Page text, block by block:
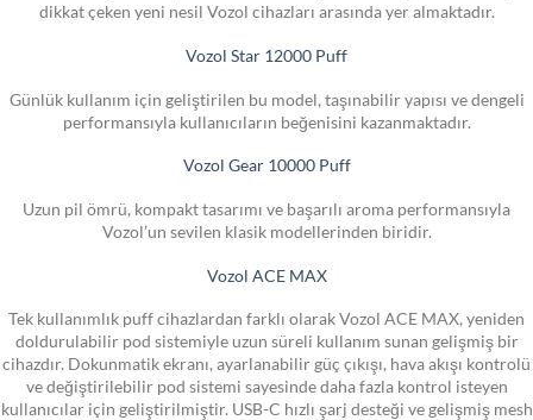
dikkat çeken yeni nesil Vozol cihazları arasında yer almaktadır.
Vozol Star 12000 Puff
Günlük kullanım için geliştirilen bu model, taşınabilir yapısı ve dengeli
performansıyla kullanıcıların beğenisini kazanmaktadır.
Vozol Gear 10000 Puff
Uzun pil ömrü, kompakt tasarımı ve başarılı aroma performansıyla
Vozol’un sevilen klasik modellerinden biridir.
Vozol ACE MAX
Tek kullanımlık puff cihazlardan farklı olarak Vozol ACE MAX, yeniden
doldurulabilir pod sistemiyle uzun süreli kullanım sunan gelişmiş bir
cihazdır. Dokunmatik ekranı, ayarlanabilir güç çıkışı, hava akışı kontrolü
ve değiştirilebilir pod sistemi sayesinde daha fazla kontrol isteyen
kullanıcılar için geliştirilmiştir. USB-C hızlı şarj desteği ve gelişmiş mesh